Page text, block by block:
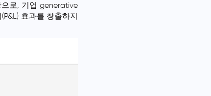
로, 기업 generative
효과를 창출하지